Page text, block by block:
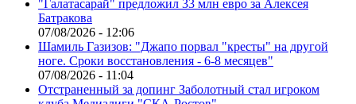
"Галатасарай" предложил 33 млн евро за Алексея
Батракова
07/08/2026 - 12:06
Шамиль Газизов: "Джапо порвал "кресты" на другой
ноге. Сроки восстановления - 6-8 месяцев"
07/08/2026 - 11:04
Отстраненный за допинг Заболотный стал игроком